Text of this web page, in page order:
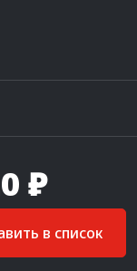
₽
в список